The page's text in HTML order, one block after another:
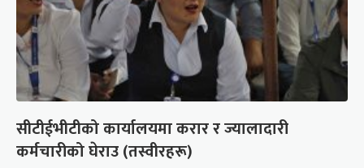
सीटीईभीटीको कार्यालयमा करार र ज्यालादारी
कर्मचारीको घेराउ (तस्वीरहरू)